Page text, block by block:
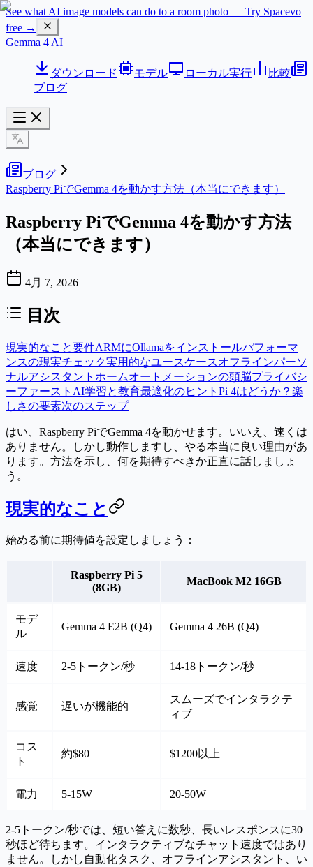
See what AI image models can do to a room photo — Try Spacevo
free →
Gemma 4 AI
ダウンロード モデル ローカル実行
比較
ブログ
ブログ
Raspberry PiでGemma 4を動かす方法（本当にできます）
Raspberry PiでGemma 4を動かす方法
（本当にできます）
4月 7, 2026
目次
現実的なこと要件ARMにOllamaをインストールパフォーマ
ンスの現実チェック実用的なユースケースオフラインパーソ
ナルアシスタント ホームオートメーションの頭脳プライバシ
ーファーストAI学習と教育最適化のヒント Pi 4はどうか？ 楽
しさの要素次のステップ
はい、Raspberry PiでGemma 4を動かせます。いいえ、速くは
ありません。しかし動作しますし、やる本当に良い理由があ
ります。方法を示し、何を期待すべきか正直に話しましょ
う。
現実的なこと
始める前に期待値を設定しましょう：
Raspberry Pi 5
(8GB)
MacBook M2 16GB
モデ
ル
Gemma 4 E2B (Q4) Gemma 4 26B (Q4)
速度 2-5トークン/秒 14-18トークン/秒
感覚 遅いが機能的
スムーズでインタラクテ
ィブ
コス
ト
約$80 $1200以上
電力 5-15W 20-50W
2-5トークン/秒では、短い答えに数秒、長いレスポンスに30
秒ほど待ちます。インタラクティブなチャット速度ではあり
ません。しかし自動化タスク、オフラインアシスタント、い